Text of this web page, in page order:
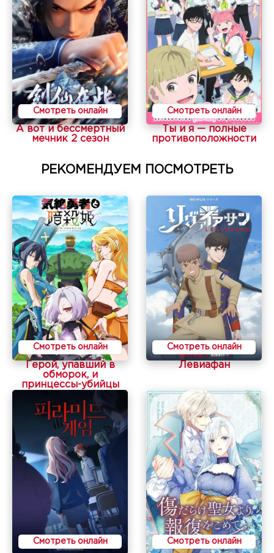
Смотреть онлайн
А вот и бессмертный
мечник 2 сезон
Смотреть онлайн
Ты и я — полные
противоположности
РЕКОМЕНДУЕМ ПОСМОТРЕТЬ
Смотреть онлайн
Герой, упавший в
обморок, и
принцессы-убийцы
Смотреть онлайн
Левиафан
Смотреть онлайн Смотреть онлайн